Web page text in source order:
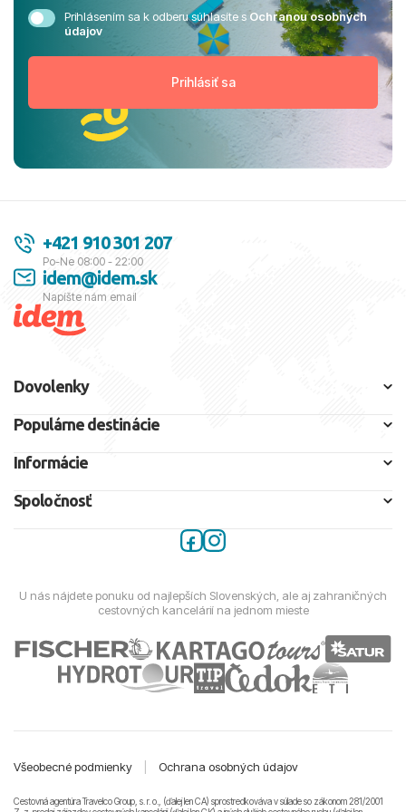
Prihlásením sa k odberu súhlasíte sOchranou osobných
údajov
+421 910 301 207
Po-Ne 08:00 - 22:00
idem@idem.sk
Napíšte nám email
Dovolenky
Populárne destinácie
Informácie
Spoločnosť
U nás nájdete ponuku od najlepších Slovenských, ale aj zahraničných
cestovných kancelárií na jednom mieste
Všeobecné podmienky Ochrana osobných údajov
Cestovná agentúra Travelco Group, s. r. o., (ďalej len CA) sprostredkováva v súlade so zákonom 281/2001